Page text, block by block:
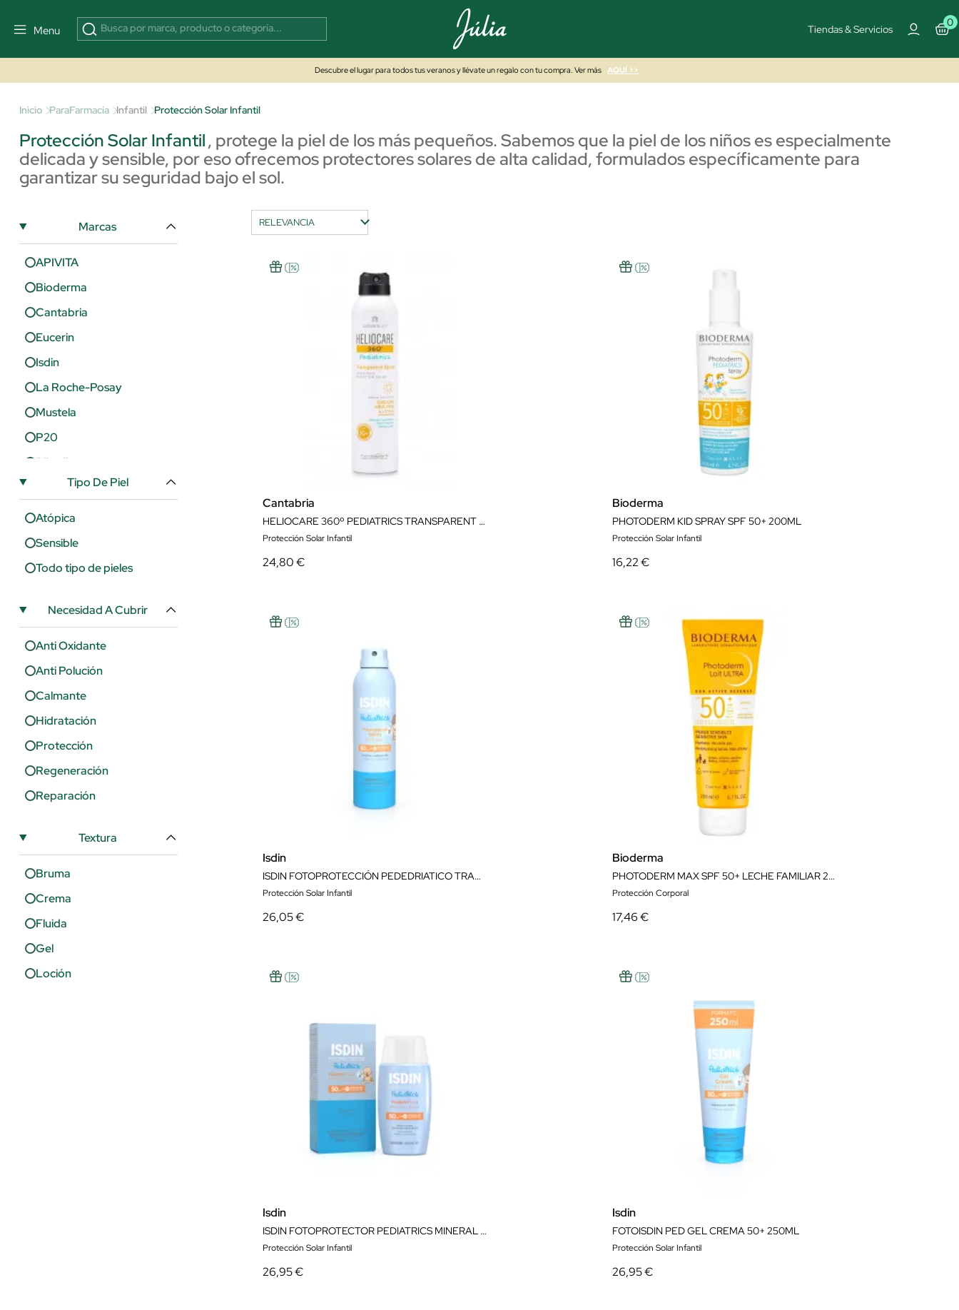
Menu Tiendas & Servicios
0
Descubre el lugar para todos tus veranos y llévate un regalo con tu compra. Ver más AQUÍ >>
Inicio ParaFarmacia Infantil Protección Solar Infantil
Protección Solar Infantil, protege la piel de los más pequeños. Sabemos que la piel de los niños es especialmente
delicada y sensible, por eso ofrecemos protectores solares de alta calidad, formulados específicamente para
garantizar su seguridad bajo el sol.
Marcas
APIVITA
Bioderma
Cantabria
Eucerin
Isdin
La Roche-Posay
Mustela
P20
Rilastil
Sebamed
Vichy
Tipo De Piel
Atópica
Sensible
Todo tipo de pieles
Necesidad A Cubrir
Anti Oxidante
Anti Polución
Calmante
Hidratación
Protección
Regeneración
Reparación
Textura
Bruma
Crema
Fluida
Gel
Loción
Cantabria
HELIOCARE 360º PEDIATRICS TRANSPARENT SPRAY SPF 50+ 200ML
Protección Solar Infantil
24,80 €
Bioderma
PHOTODERM KID SPRAY SPF 50+ 200ML
Protección Solar Infantil
16,22 €
Isdin
ISDIN FOTOPROTECCIÓN PEDEDRIATICO TRANSPARENTE SPRAY WET SKIN 50+ 250ML
Protección Solar Infantil
26,05 €
Bioderma
PHOTODERM MAX SPF 50+ LECHE FAMILIAR 250ML
Protección Corporal
17,46 €
Isdin
ISDIN FOTOPROTECTOR PEDIATRICS MINERAL BABY 50+ 50ML
Protección Solar Infantil
26,95 €
Isdin
FOTOISDIN PED GEL CREMA 50+ 250ML
Protección Solar Infantil
26,95 €